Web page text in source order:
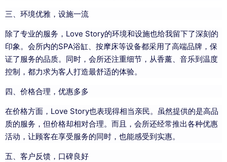
三、环境优雅，设施一流
除了专业的服务，Love Story的环境和设施也给我留下了深刻的
印象。会所内的SPA浴缸、按摩床等设备都采用了高端品牌，保
证了服务的品质。同时，会所还注重细节，从香薰、音乐到温度
控制，都力求为客人打造最舒适的体验。
四、价格合理，优惠多多
在价格方面，Love Story也表现得相当亲民。虽然提供的是高品
质的服务，但价格却相对合理。而且，会所还经常推出各种优惠
活动，让顾客在享受服务的同时，也能感受到实惠。
五、客户反馈，口碑良好